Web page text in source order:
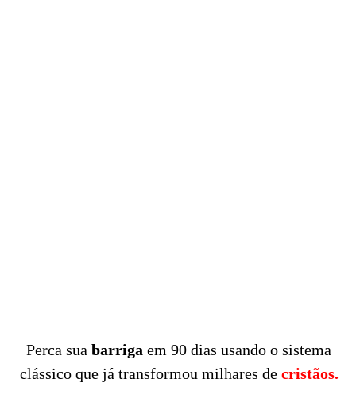
Perca sua barriga em 90 dias usando o sistema
clássico que já transformou milhares decristãos.